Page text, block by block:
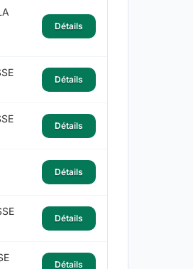
Détails
Détails
Détails
Détails
Détails
Détails